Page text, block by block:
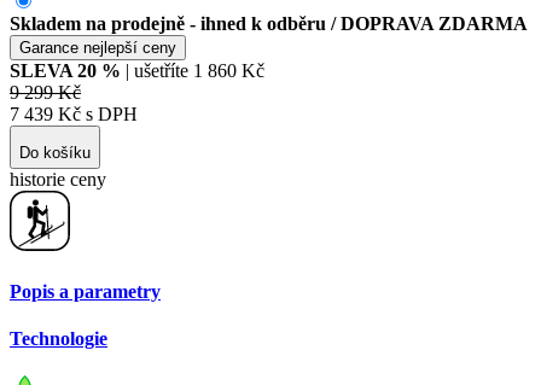
Skladem na prodejně - ihned k odběru / DOPRAVA ZDARMA
Garance nejlepší ceny
SLEVA 20 % | ušetříte 1 860 Kč
9 299 Kč
7 439 Kč s DPH
Do košíku
historie ceny
Popis a parametry
Technologie